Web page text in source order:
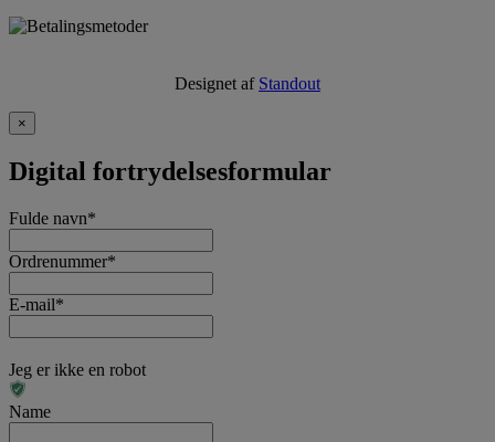
Designet af Standout
×
Digital fortrydelsesformular
Fulde navn*
Ordrenummer*
E-mail*
Jeg er ikke en robot
Name